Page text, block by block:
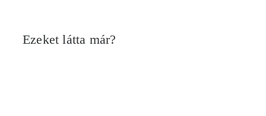
Ezeket látta már?